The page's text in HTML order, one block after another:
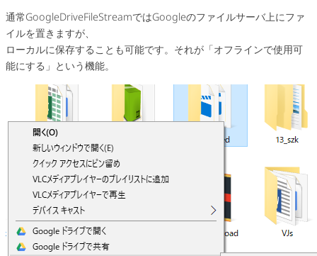
通常GoogleDriveFileStreamではGoogleのファイルサーバ上にファ
イルを置きますが、
ローカルに保存することも可能です。それが「オフラインで使用可
能にする」という機能。